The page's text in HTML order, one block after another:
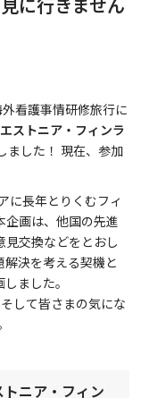
看護事情研修旅行に
ストニア・フィンラ
ました！ 現在、参加
に長年とりくむフィ
企画は、他国の先進
交換などをとおし
決を考える契機と
ました。
して皆さまの気にな
ニア・フィン